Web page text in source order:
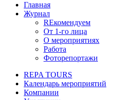
Главная
Журнал
REкомендуем
От 1-го лица
О мероприятиях
Работа
Фоторепортажи
REPA TOURS
Календарь мероприятий
Компании